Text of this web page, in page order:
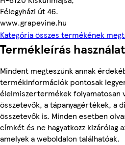
Félegyházi út 46.
www.grapevine.hu
Kategória összes termékének
Termékleírás
Mindent megteszünk annak
termékinformációk pontosak
élelmiszertermékek folyamatosan
összetevők, a tápanyagértékek, a
összetevők is. Minden esetben
címkét és ne hagyatkozz kizárólag
amelyek a weboldalon találhatóak.